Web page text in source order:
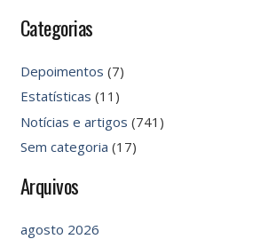
Categorias
Depoimentos (7)
Estatísticas (11)
Notícias e artigos (741)
Sem categoria (17)
Arquivos
agosto 2026